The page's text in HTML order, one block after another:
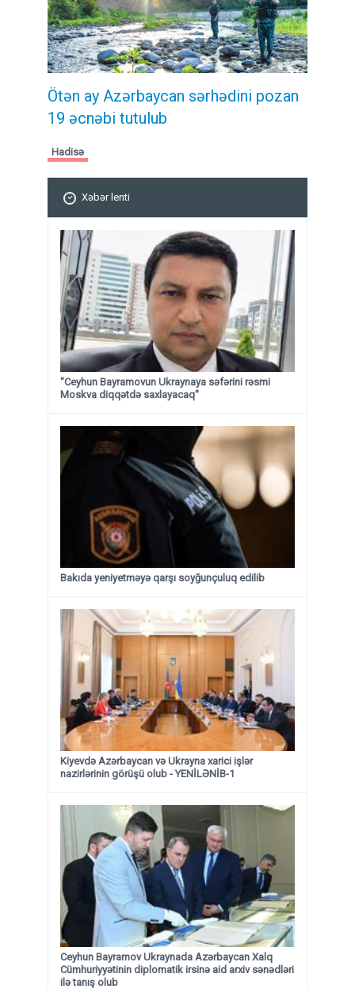
Ötən ay Azərbaycan sərhədini pozan
19 əcnəbi tutulub
Hadisə
Xəbər lenti
"Ceyhun Bayramovun Ukraynaya səfərini rəsmi
Moskva diqqətdə saxlayacaq"
Bakıda yeniyetməyə qarşı soyğunçuluq edilib
Kiyevdə Azərbaycan və Ukrayna xarici işlər
nazirlərinin görüşü olub - YENİLƏNİB-1
Ceyhun Bayramov Ukraynada Azərbaycan Xalq
Cümhuriyyətinin diplomatik irsinə aid arxiv sənədləri
ilə tanış olub